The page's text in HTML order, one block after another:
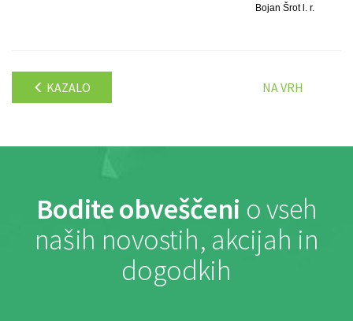
Bojan Šrot l. r.
KAZALO NA VRH
Bodite obveščeni o vseh
naših novostih, akcijah in
dogodkih